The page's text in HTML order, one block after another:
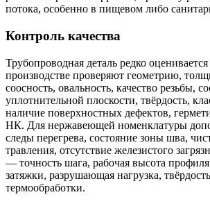
потока, особенно в пищевом либо
Контроль качества
Трубопроводная деталь редко оценивается
производстве проверяют геометрию,
соосность, овальность, качество резьбы,
уплотнительной плоскости, твёрдость,
наличие поверхностных дефектов,
НК. Для нержавеющей номенклатуры
следы перегрева, состояние зоны шва,
травления, отсутствие железистого
— точность шага, рабочая высота
затяжки, разрушающая нагрузка,
термообработки.